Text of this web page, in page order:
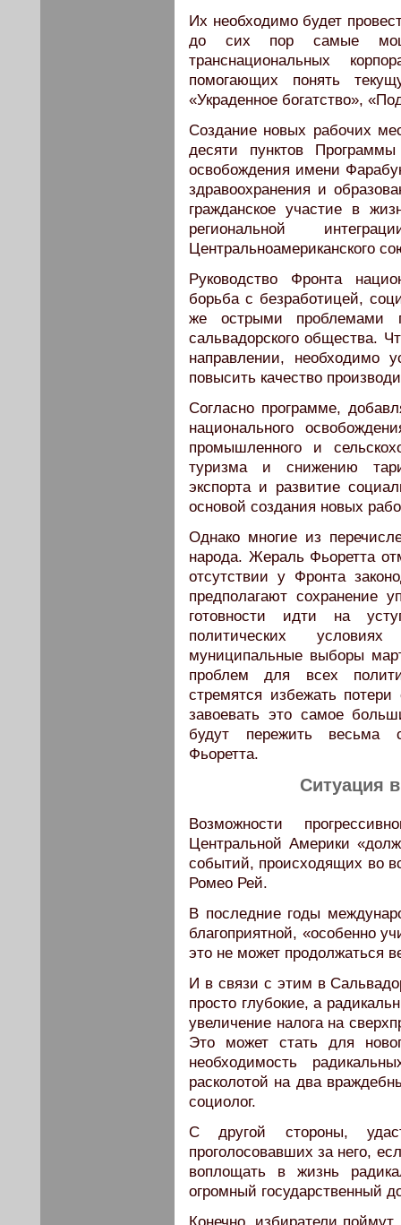
Их необходимо будет
до сих пор самые
транснациональных
помогающих понять
«Украденное богатство»,
Создание новых рабочих
десяти пунктов Программы
освобождения имени
здравоохранения и
гражданское участие в
региональной
Центральноамериканского
Руководство Фронта
борьба с безработицей,
же острыми проблемами
сальвадорского общества.
направлении, необходимо
повысить качество
Согласно программе,
национального
промышленного и
туризма и снижению
экспорта и развитие
основой создания новых
Однако многие из
народа. Жераль Фьоретта
отсутствии у Фронта
предполагают сохранение
готовности идти на
политических
муниципальные выборы
проблем для всех
стремятся избежать
завоевать это самое
будут пережить весьма
Фьоретта.
Ситуация
Возможности
Центральной Америки
событий, происходящих во
Ромео Рей.
В последние годы
благоприятной, «особенно
это не может продолжаться
И в связи с этим в
просто глубокие, а
увеличение налога на
Это может стать для
необходимость
расколотой на два
социолог.
С другой стороны,
проголосовавших за него,
воплощать в жизнь
огромный государственный